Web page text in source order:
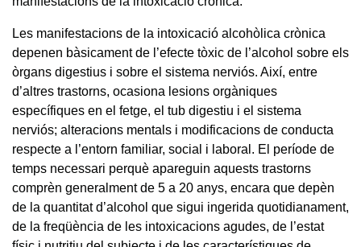
Les manifestacions de la intoxicació alcohòlica crònica
depenen bàsicament de l’efecte tòxic de l’alcohol sobre els
òrgans digestius i sobre el sistema nerviós. Així, entre
d’altres trastorns, ocasiona lesions orgàniques
específiques en el fetge, el tub digestiu i el sistema
nerviós; alteracions mentals i modificacions de conducta
respecte a l’entorn familiar, social i laboral. El període de
temps necessari perquè apareguin aquests trastorns
comprèn generalment de 5 a 20 anys, encara que depèn
de la quantitat d’alcohol que sigui ingerida quotidianament,
de la freqüència de les intoxicacions agudes, de l’estat